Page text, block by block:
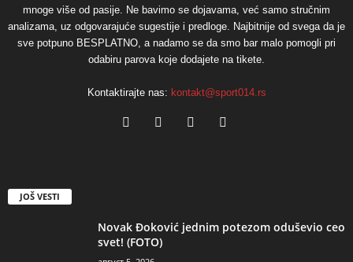
mnoge više od pasije. Ne bavimo se dojavama, već samo stručnim
analizama, uz odgovarajuće sugestije i predloge. Najbitnije od svega da je
sve potpuno BESPLATNO, a nadamo se da smo bar malo pomogli pri
odabiru parova koje dodajete na tikete.
Kontaktirajte nas: kontakt@sport014.rs
JOŠ VESTI
Novak Đoković jednim potezom oduševio ceo
svet! (FOTO)